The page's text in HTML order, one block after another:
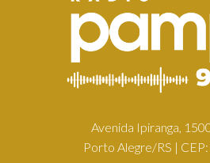
Avenida Ipiranga,
Porto Alegre/RS |